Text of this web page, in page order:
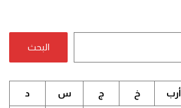
البحث
أرب خ ج س د